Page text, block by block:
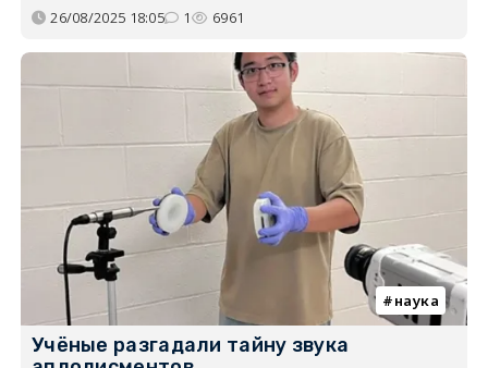
26/08/2025 18:05 1 6961
наука
Учёные разгадали тайну звука